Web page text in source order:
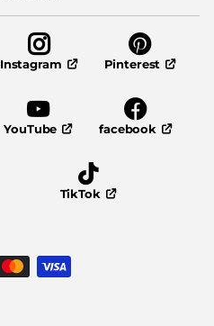
Instagram Pinterest
YouTube facebook
TikTok